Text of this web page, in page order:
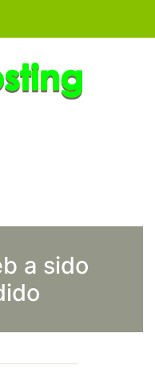
a sido